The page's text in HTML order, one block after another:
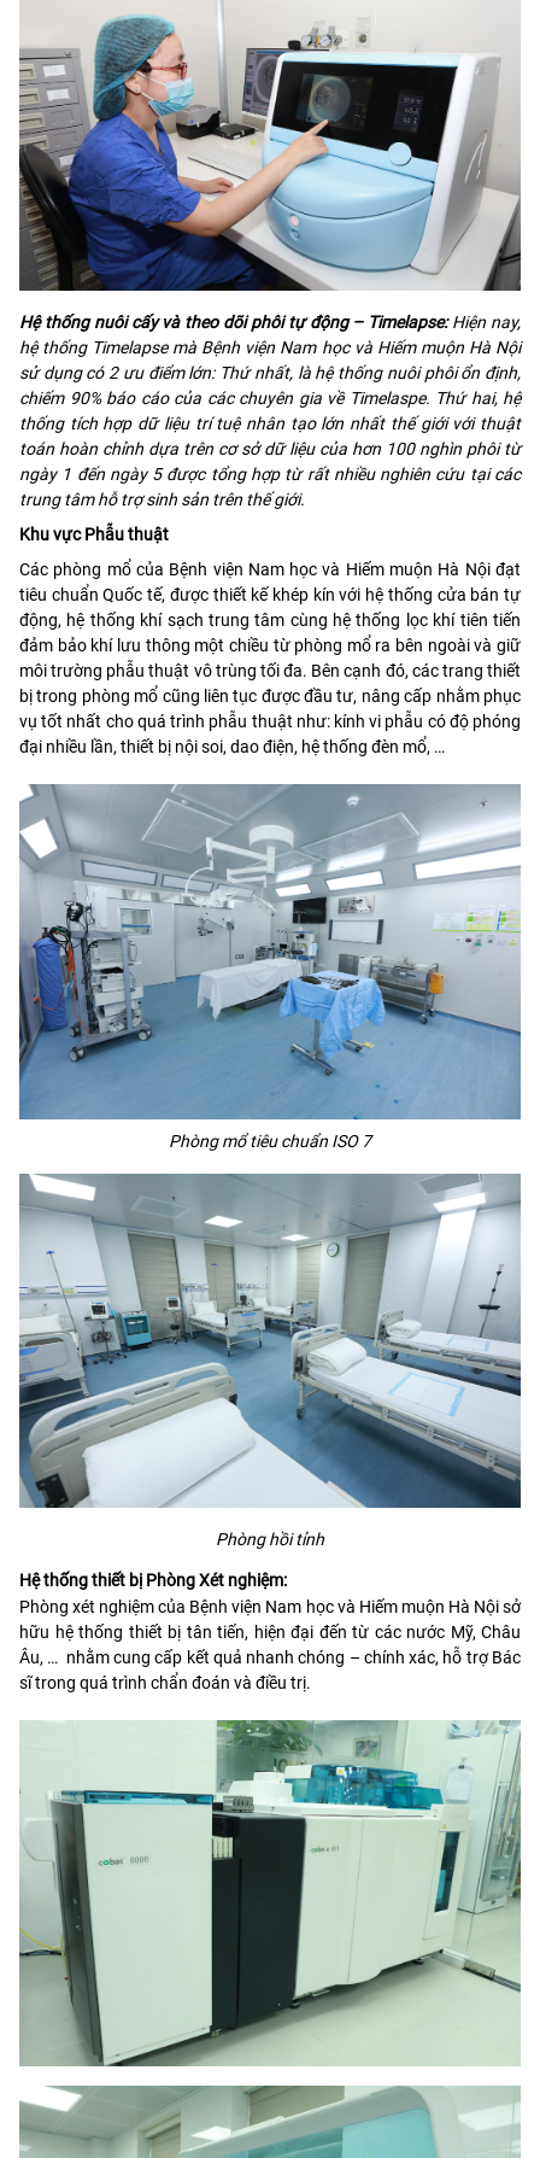
Hệ thống nuôi cấy và theo dõi phôi tự động – Timelapse:Hiện nay,
hệ thống Timelapse mà Bệnh viện Nam học và Hiếm muộn Hà Nội
sử dụng có 2 ưu điểm lớn: Thứ nhất, là hệ thống nuôi phôi ổn định,
chiếm 90% báo cáo của các chuyên gia về Timelaspe. Thứ hai, hệ
thống tích hợp dữ liệu trí tuệ nhân tạo lớn nhất thế giới với thuật
toán hoàn chỉnh dựa trên cơ sở dữ liệu của hơn 100 nghìn phôi từ
ngày 1 đến ngày 5 được tổng hợp từ rất nhiều nghiên cứu tại các
trung tâm hỗ trợ sinh sản trên thế giới.
Khu vực Phẫu thuật
Các phòng mổ của Bệnh viện Nam học và Hiếm muộn Hà Nội đạt
tiêu chuẩn Quốc tế, được thiết kế khép kín với hệ thống cửa bán tự
động, hệ thống khí sạch trung tâm cùng hệ thống lọc khí tiên tiến
đảm bảo khí lưu thông một chiều từ phòng mổ ra bên ngoài và giữ
môi trường phẫu thuật vô trùng tối đa. Bên cạnh đó, các trang thiết
bị trong phòng mổ cũng liên tục được đầu tư, nâng cấp nhằm phục
vụ tốt nhất cho quá trình phẫu thuật như: kính vi phẫu có độ phóng
đại nhiều lần, thiết bị nội soi, dao điện, hệ thống đèn mổ, …
Phòng mổ tiêu chuẩn ISO 7
Phòng hồi tỉnh
Hệ thống thiết bị Phòng Xét nghiệm:
Phòng xét nghiệm của Bệnh viện Nam học và Hiếm muộn Hà Nội sở
hữu hệ thống thiết bị tân tiến, hiện đại đến từ các nước Mỹ, Châu
Âu, … nhằm cung cấp kết quả nhanh chóng – chính xác, hỗ trợ Bác
sĩ trong quá trình chẩn đoán và điều trị.